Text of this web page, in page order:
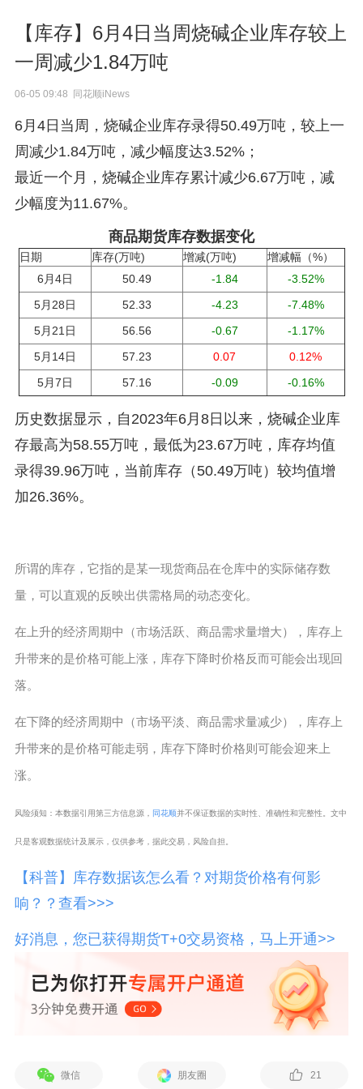
【库存】6月4日当周烧碱企业库存较上
一周减少1.84万吨
06-05 09:48 同花顺iNews
6月4日当周，烧碱企业库存录得50.49万吨，较上一
周减少1.84万吨，减少幅度达3.52%；
最近一个月，烧碱企业库存累计减少6.67万吨，减
少幅度为11.67%。
商品期货库存数据变化
日期 库存(万吨) 增减(万吨)
增减幅（%）
6月4日
50.49 -1.84
-3.52%
5月28日
52.33 -4.23
-7.48%
5月21日
56.56 -0.67
-1.17%
5月14日
57.23 0.07
0.12%
5月7日
57.16 -0.09 -0.16%
历史数据显示，自2023年6月8日以来，烧碱企业库
存最高为58.55万吨，最低为23.67万吨，库存均值
录得39.96万吨，当前库存（50.49万吨）较均值增
加26.36%。
所谓的库存，它指的是某一现货商品在仓库中的实际储存数
量，可以直观的反映出供需格局的动态变化。
在上升的经济周期中（市场活跃、商品需求量增大），库存上
升带来的是价格可能上涨，库存下降时价格反而可能会出现回
落。
在下降的经济周期中（市场平淡、商品需求量减少），库存上
升带来的是价格可能走弱，库存下降时价格则可能会迎来上
涨。
风险须知：本数据引用第三方信息源， 同花顺并不保证数据的实时性、准确性和完整性。文中
只是客观数据统计及展示，仅供参考，据此交易，风险自担。
【科普】库存数据该怎么看？对期货价格有何影
响？？查看>>>
好消息，您已获得期货T+0交易资格，马上开通>>
微信 朋友圈 21